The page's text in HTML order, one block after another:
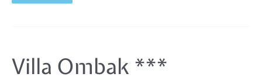
Villa Ombak ***
Villa
Ombak
***